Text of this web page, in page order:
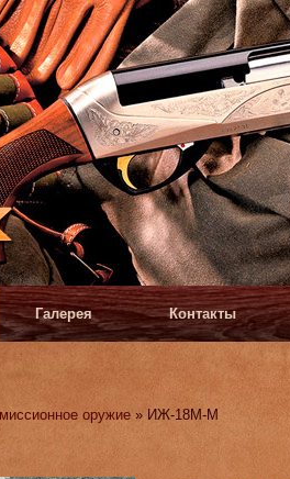
Галерея Контакты
оружие » ИЖ-18М-М